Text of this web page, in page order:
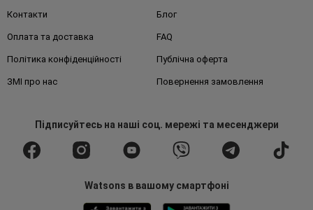
Контакти Блог
Оплата та доставка FAQ
Політика конфіденційності Публічна оферта
ЗМІ про нас Повернення замовлення
Підписуйтесьна наші соц. мережі та месенджери
Watsons в вашому смартфоні